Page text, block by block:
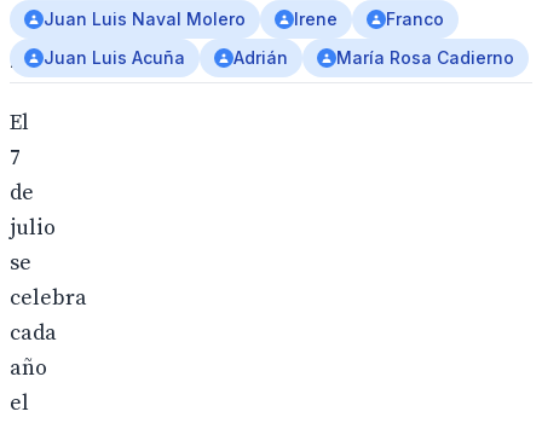
de
2026.
El
7
de
julio
se
celebra
cada
año
el
Juan Luis Naval Molero Irene
Franco
Juan Luis Acuña
Adrián María Rosa Cadierno